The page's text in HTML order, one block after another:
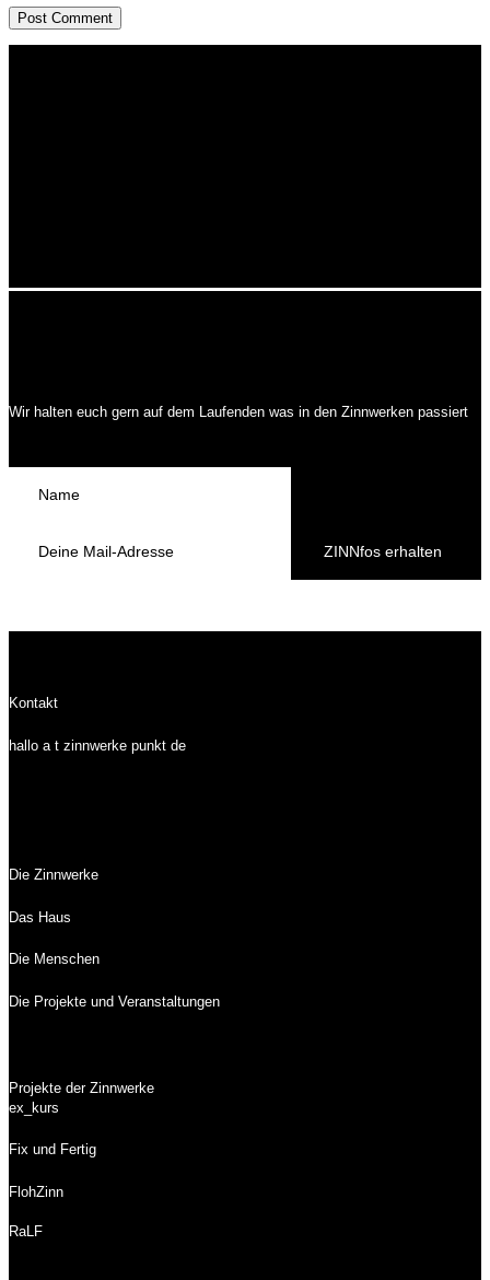
Wir halten euch gern auf dem Laufenden was in den Zinnwerken passiert
ZINNfos erhalten
Kontakt
hallo a t zinnwerke punkt de
Die Zinnwerke
Das Haus
Die Menschen
Die Projekte und Veranstaltungen
Projekte der Zinnwerke
ex_kurs
Fix und Fertig
FlohZinn
RaLF